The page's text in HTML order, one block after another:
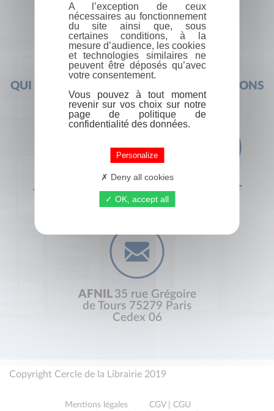
QUI SOMMES-NOUS ? FOIRE AUX QUESTIONS
+33 (0) 1 44 41 29 19 CONTACT
AFNIL 35 rue Grégoire
de Tours 75279 Paris
Cedex 06
Copyright Cercle de la Librairie 2019
Mentions légales
CGV | CGU
A l’exception de ceux
nécessaires au fonctionnement
du site ainsi que, sous
certaines conditions, à la
mesure d’audience, les cookies
et technologies similaires ne
peuvent être déposés qu’avec
votre consentement.
Vous pouvez à tout moment
revenir sur vos choix sur notre
page de politique de
confidentialité des données.
Personalize
Deny all cookies
OK, accept all